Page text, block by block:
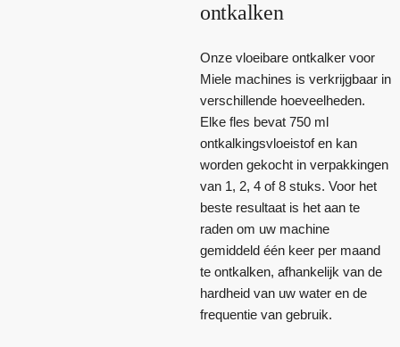
ontkalken
Onze vloeibare ontkalker voor
Miele machines is verkrijgbaar in
verschillende hoeveelheden.
Elke fles bevat 750 ml
ontkalkingsvloeistof en kan
worden gekocht in verpakkingen
van 1, 2, 4 of 8 stuks. Voor het
beste resultaat is het aan te
raden om uw machine
gemiddeld één keer per maand
te ontkalken, afhankelijk van de
hardheid van uw water en de
frequentie van gebruik.